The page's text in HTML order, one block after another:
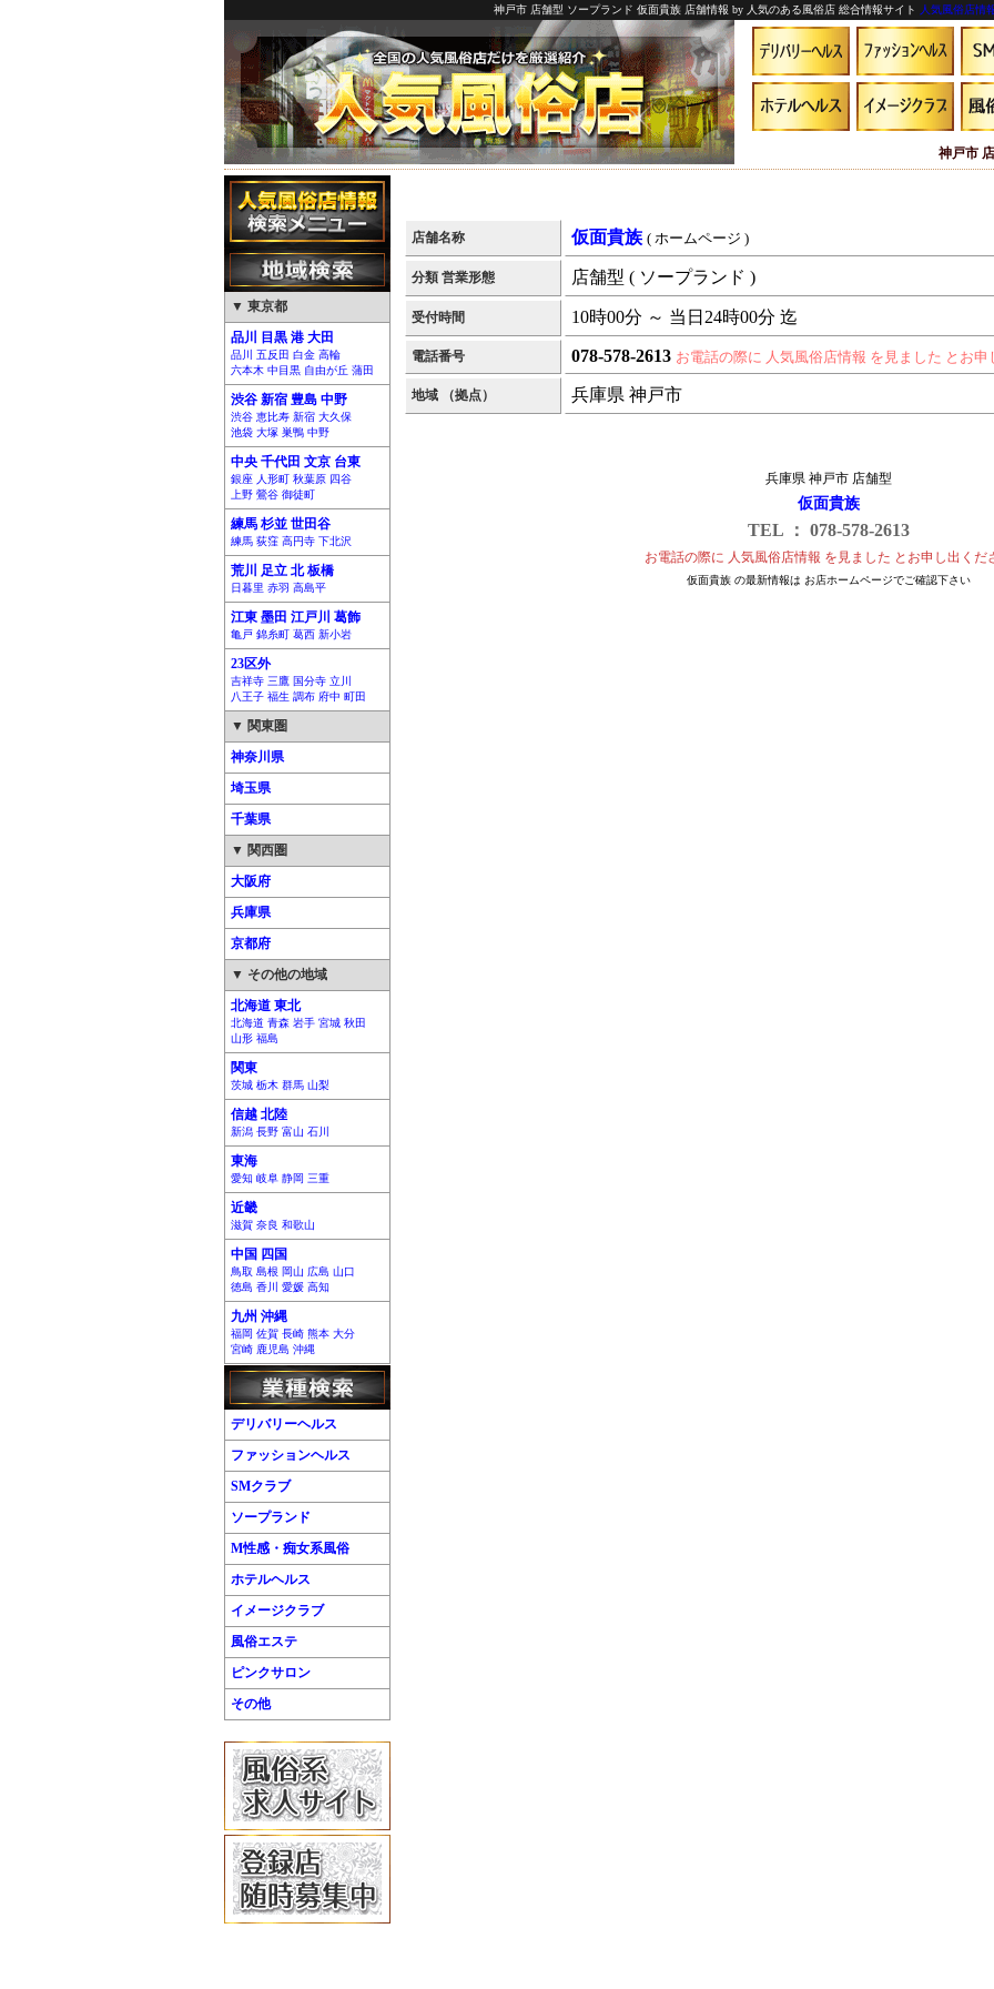
神戸市 店舗型 ソープランド 仮面貴族 店舗情報 by 人気のある風俗店 総合情報サイト 人気風俗店情
神戸市
▼ 東京都
品川 目黒 港 大田
品川 五反田 白金 高輪
六本木 中目黒 自由が丘 蒲田
渋谷 新宿 豊島 中野
渋谷 恵比寿 新宿 大久保
池袋 大塚 巣鴨 中野
中央 千代田 文京 台東
銀座 人形町 秋葉原 四谷
上野 鶯谷 御徒町
練馬 杉並 世田谷
練馬 荻窪 高円寺 下北沢
荒川 足立 北 板橋
日暮里 赤羽 高島平
江東 墨田 江戸川 葛飾
亀戸 錦糸町 葛西 新小岩
23区外
吉祥寺 三鷹 国分寺 立川
八王子 福生 調布 府中 町田
▼ 関東圏
神奈川県
埼玉県
千葉県
▼ 関西圏
大阪府
兵庫県
京都府
▼ その他の地域
北海道 東北
北海道 青森 岩手 宮城 秋田
山形 福島
関東
茨城 栃木 群馬 山梨
信越 北陸
新潟 長野 富山 石川
東海
愛知 岐阜 静岡 三重
近畿
滋賀 奈良 和歌山
中国 四国
鳥取 島根 岡山 広島 山口
徳島 香川 愛媛 高知
九州 沖縄
福岡 佐賀 長崎 熊本 大分
宮崎 鹿児島 沖縄
デリバリーヘルス
ファッションヘルス
SMクラブ
ソープランド
M性感・痴女系風俗
ホテルヘルス
イメージクラブ
風俗エステ
ピンクサロン
その他
店舗名称 仮面貴族 ( ホームページ )
分類 営業形態 店舗型 ( ソープランド )
受付時間 10時00分 ～ 当日24時00分 迄
電話番号 078-578-2613 お電話の際に 人気風俗店情報 を見ました とお申
地域 （拠点） 兵庫県 神戸市
兵庫県 神戸市 店舗型
仮面貴族
TEL ： 078-578-2613
お電話の際に 人気風俗店情報 を見ました とお申し出くだ
仮面貴族 の最新情報は お店ホームページでご確認下さい